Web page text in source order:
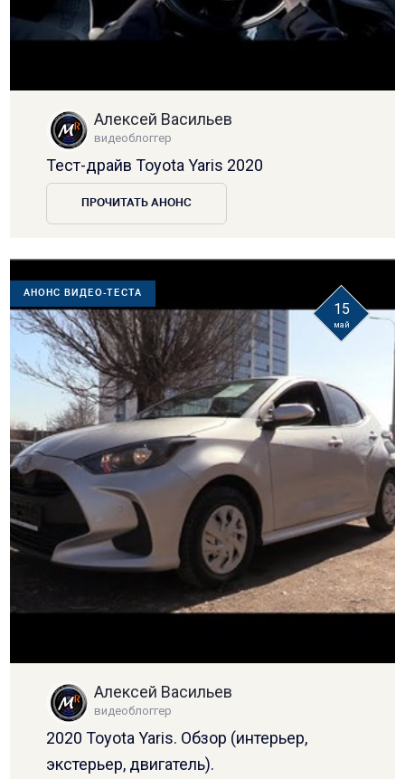
Алексей Васильев
видеоблоггер
Тест-драйв Toyota Yaris 2020
ПРОЧИТАТЬ АНОНС
АНОНС ВИДЕО-ТЕСТА
15
май
Алексей Васильев
видеоблоггер
2020 Toyota Yaris. Обзор (интерьер,
экстерьер, двигатель).